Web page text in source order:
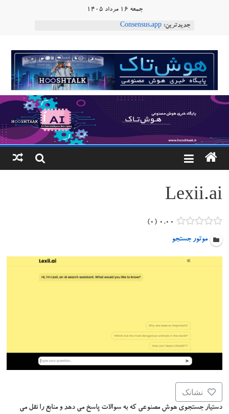
جمعه ۱۶ مرداد ۱۴۰۵
جدیدترین: Consensus.app
طبیعی فارسی
ربات «Aru» محصول شرکت فرانسوی Nio
Robotics
ربات T‑800
هوشتاک
پایگاه
خبری
هوش
مصنوعی
www.hooshtaak.ir
Lexii.ai
۰.۰۰ ۰
موتور جستجو
نشانک
دستیار جستجوی هوش مصنوعی که به سوالات پاسخ می دهد و منابع را نقل می